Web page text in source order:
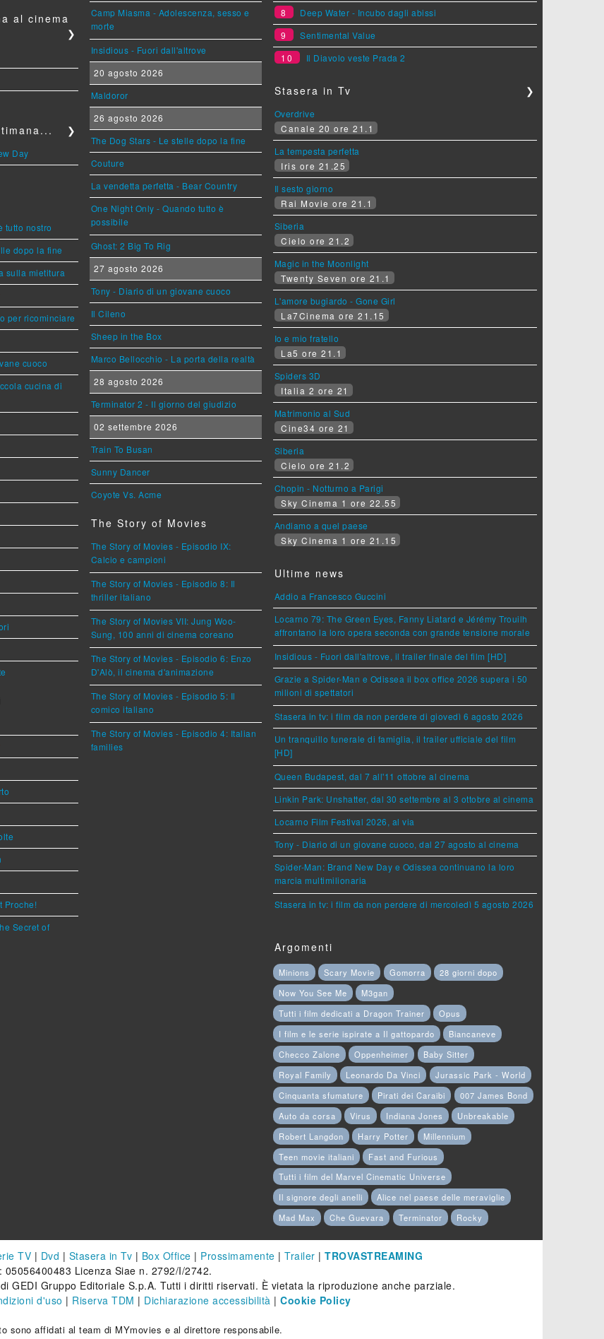
al cinema
❯
❯
Day
tutto nostro
dopo la fine
sulla mietitura
per ricominciare
cuoco
cucina di
Proche!
Secret of
Camp Miasma - Adolescenza, sesso e
morte
Insidious - Fuori dall'altrove
20 agosto 2026
Maldoror
26 agosto 2026
The Dog Stars - Le stelle dopo la fine
Couture
La vendetta perfetta - Bear Country
One Night Only - Quando tutto è
possibile
Ghost: 2 Big To Rig
27 agosto 2026
Tony - Diario di un giovane cuoco
Il Cileno
Sheep in the Box
Marco Bellocchio - La porta della realtà
28 agosto 2026
Terminator 2 - Il giorno del giudizio
02 settembre 2026
Train To Busan
Sunny Dancer
Coyote Vs. Acme
The Story of Movies
The Story of Movies - Episodio IX:
Calcio e campioni
The Story of Movies - Episodio 8: Il
thriller italiano
The Story of Movies VII: Jung Woo-
Sung, 100 anni di cinema coreano
The Story of Movies - Episodio 6: Enzo
D'Alò, il cinema d'animazione
The Story of Movies - Episodio 5: Il
comico italiano
The Story of Movies - Episodio 4: Italian
families
8
Deep Water - Incubo dagli abissi
9
Sentimental Value
10
Il Diavolo veste Prada 2
Stasera in Tv ❯
Overdrive
Canale 20 ore 21.1
La tempesta perfetta
Iris ore 21.25
Il sesto giorno
Rai Movie ore 21.1
Siberia
Cielo ore 21.2
Magic in the Moonlight
Twenty Seven ore 21.1
L'amore bugiardo - Gone Girl
La7Cinema ore 21.15
Io e mio fratello
La5 ore 21.1
Spiders 3D
Italia 2 ore 21
Matrimonio al Sud
Cine34 ore 21
Siberia
Cielo ore 21.2
Chopin - Notturno a Parigi
Sky Cinema 1 ore 22.55
Andiamo a quel paese
Sky Cinema 1 ore 21.15
Ultime news
Addio a Francesco Guccini
Locarno 79: The Green Eyes, Fanny Liatard e Jérémy Trouilh
affrontano la loro opera seconda con grande tensione morale
Insidious - Fuori dall'altrove, il trailer finale del film [HD]
Grazie a Spider-Man e Odissea il box office 2026 supera i 50
milioni di spettatori
Stasera in tv: i film da non perdere di giovedì 6 agosto 2026
Un tranquillo funerale di famiglia, il trailer ufficiale del film
[HD]
Queen Budapest, dal 7 all'11 ottobre al cinema
Linkin Park: Unshatter, dal 30 settembre al 3 ottobre al cinema
Locarno Film Festival 2026, al via
Tony - Diario di un giovane cuoco, dal 27 agosto al cinema
Spider-Man: Brand New Day e Odissea continuano la loro
marcia multimilionaria
Stasera in tv: i film da non perdere di mercoledì 5 agosto 2026
Argomenti
Minions Scary Movie Gomorra
28 giorni dopo
Now You See Me
M3gan
Tutti i film dedicati a Dragon Trainer
Opus
I film e le serie ispirate a Il gattopardo
Biancaneve
Checco Zalone
Oppenheimer
Baby Sitter
Royal Family
Leonardo Da Vinci
Jurassic Park - World
Cinquanta sfumature
Pirati dei Caraibi
007 James Bond
Auto da corsa
Virus Indiana Jones
Unbreakable
Robert Langdon
Harry Potter
Millennium
Teen movie italiani
Fast and Furious
Tutti i film del Marvel Cinematic Universe
Il signore degli anelli
Alice nel paese delle meraviglie
Mad Max
Che Guevara Terminator Rocky
TV | Dvd | Stasera in Tv | Box Office | Prossimamente | Trailer | TROVASTREAMING
Licenza Siae n. 2792/I/2742.
GEDI Gruppo Editoriale S.p.A. Tutti i diritti riservati. È vietata la riproduzione anche parziale.
d'uso | Riserva TDM | Dichiarazione accessibilità | Cookie Policy
sono affidati al team di MYmovies e al direttore responsabile.